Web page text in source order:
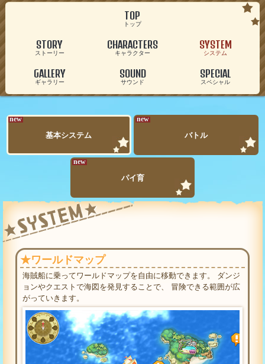
TOP
トップ
STORY
ストーリー
CHARACTERS
キャラクター
SYSTEM
システム
GALLERY
ギャラリー
SOUND
サウンド
SPECIAL
スペシャル
new
基本システム
new
バトル
new
パイ育
★ワールドマップ
海賊船に乗ってワールドマップを自由に移動できます。
ダンジ
ョンやクエストで海図を発見することで、
冒険できる範囲が広
がっていきます。